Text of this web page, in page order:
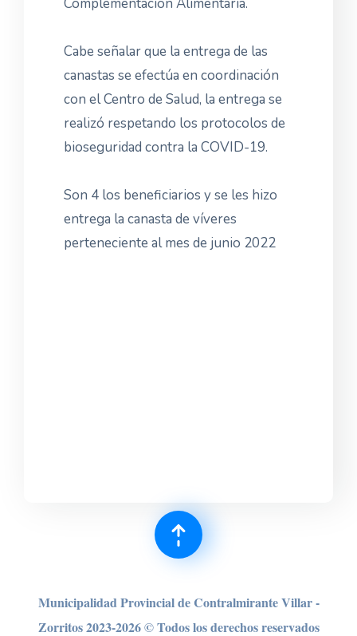
Cabe señalar que la entrega de las
canastas se efectúa en coordinación
con el Centro de Salud, la entrega se
realizó respetando los protocolos de
bioseguridad contra la COVID-19.
Son 4 los beneficiarios y se les hizo
entrega la canasta de víveres
perteneciente al mes de junio 2022
Municipalidad Provincial de Contralmirante Villar -
Zorritos 2023-2026 © Todos los derechos reservados